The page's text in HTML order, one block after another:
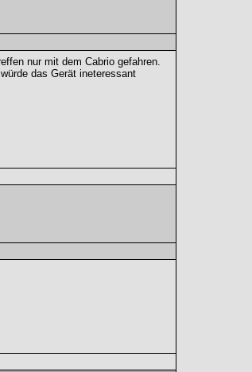
nur mit dem Cabrio gefahren.
das Gerät ineteressant